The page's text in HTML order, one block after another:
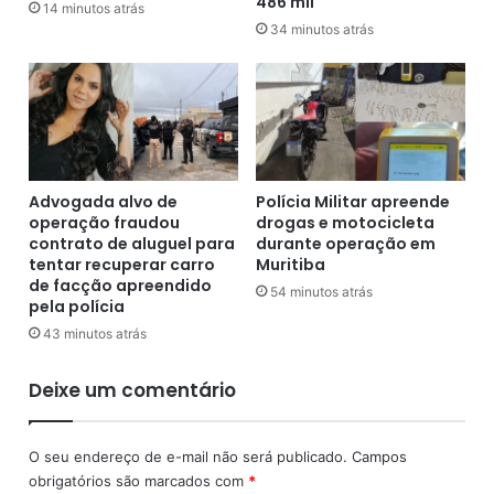
c
n
a
A
t
i
n
a
;
s
o
u
d
e
J
e
ô
n
i
m
o
R
o
i
g
u
14 minutos atrás
34 minutos atrás
Advogada alvo de
operação fraudou
contrato de aluguel para
tentar recuperar carro
de facção apreendido
pela polícia
43 minutos atrás
Polícia Militar apreende
drogas e motocicleta
durante operação em
Muritiba
54 minutos atrás
Deixe um comentário
O seu endereço de e-mail não será publicado. Campos
obrigatórios são marcados com *